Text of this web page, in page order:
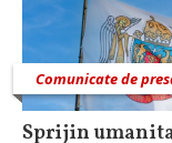
Comunicate de
Sprijin